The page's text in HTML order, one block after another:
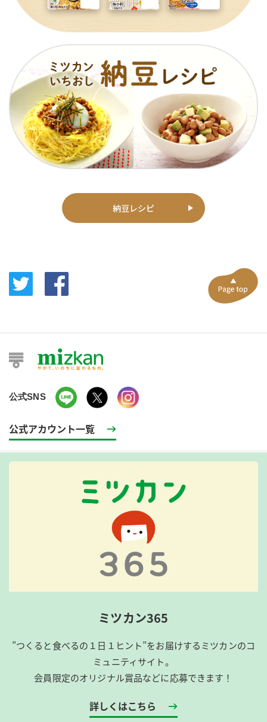
納豆レシピ
公式SNS
公式アカウント一覧
ミツカン365
”つくると食べるの１日１ヒント”をお届けするミツカンのコ
ミュニティサイト。
会員限定のオリジナル賞品などに応募できます！
詳しくはこちら